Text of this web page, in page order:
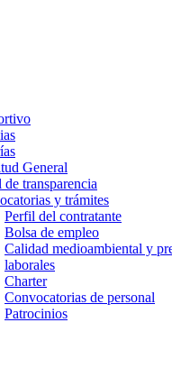
General
de transparencia
y trámites
Perfil del contratante
Bolsa de empleo
Calidad medioambiental y
laborales
Charter
Convocatorias de personal
Patrocinios